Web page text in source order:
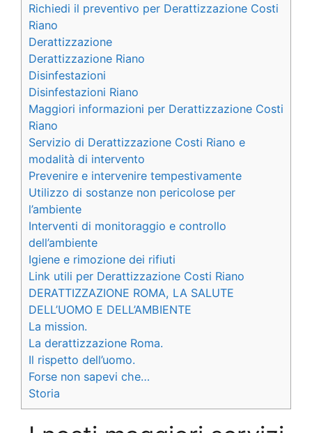
Richiedi il preventivo per Derattizzazione Costi
Riano
Derattizzazione
Derattizzazione Riano
Disinfestazioni
Disinfestazioni Riano
Maggiori informazioni per Derattizzazione Costi
Riano
Servizio di Derattizzazione Costi Riano e
modalità di intervento
Prevenire e intervenire tempestivamente
Utilizzo di sostanze non pericolose per
l’ambiente
Interventi di monitoraggio e controllo
dell’ambiente
Igiene e rimozione dei rifiuti
Link utili per Derattizzazione Costi Riano
DERATTIZZAZIONE ROMA, LA SALUTE
DELL’UOMO E DELL’AMBIENTE
La mission.
La derattizzazione Roma.
Il rispetto dell’uomo.
Forse non sapevi che…
Storia